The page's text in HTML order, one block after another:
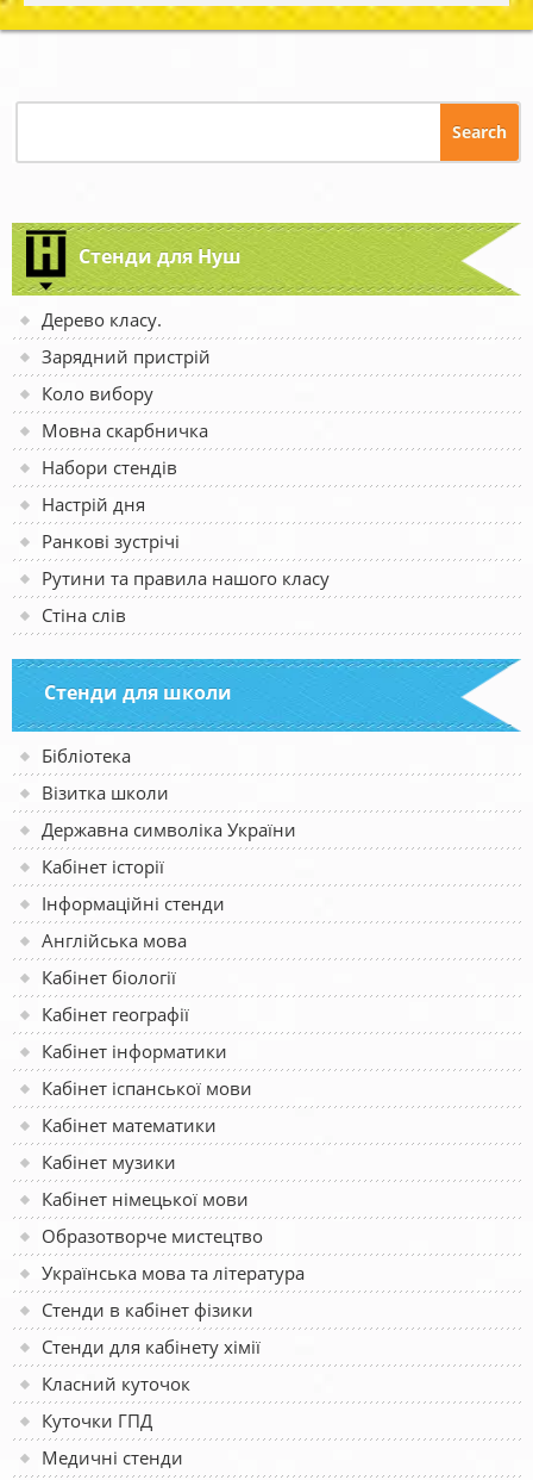
Стенди для Нуш
Дерево класу.
Зарядний пристрій
Коло вибору
Мовна скарбничка
Набори стендів
Настрій дня
Ранкові зустрічі
Рутини та правила нашого класу
Стіна слів
Стенди для школи
Бібліотека
Візитка школи
Державна символіка України
Кабінет історії
Інформаційні стенди
Англійська мова
Кабінет біології
Кабінет географії
Кабінет інформатики
Кабінет іспанської мови
Кабінет математики
Кабінет музики
Кабінет німецької мови
Образотворче мистецтво
Українська мова та література
Стенди в кабінет фізики
Стенди для кабінету хімії
Класний куточок
Куточки ГПД
Медичні стенди